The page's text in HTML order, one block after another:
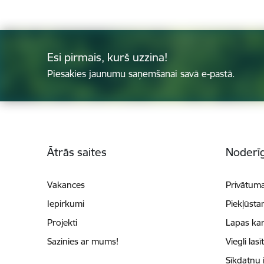
Esi pirmais, kurš uzzina!
Piesakies jaunumu saņemšanai savā e-pastā.
Ātrās saites
Vakances
Iepirkumi
Projekti
Sazinies ar mums!
Lapas
Viegli lasīt
Sīkdatņu